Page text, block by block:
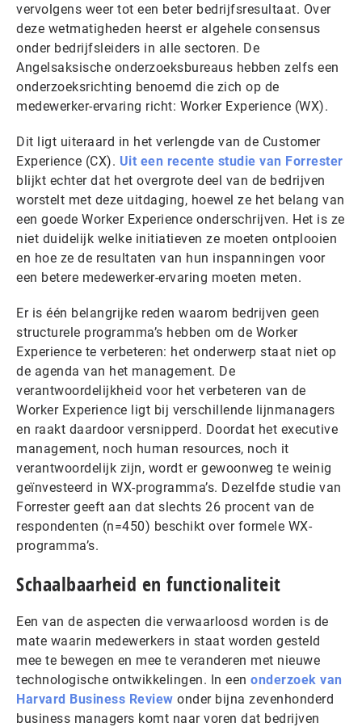
vervolgens weer tot een beter bedrijfsresultaat. Over
deze wetmatigheden heerst er algehele consensus
onder bedrijfsleiders in alle sectoren. De
Angelsaksische onderzoeksbureaus hebben zelfs een
onderzoeksrichting benoemd die zich op de
medewerker-ervaring richt: Worker Experience (WX).
Dit ligt uiteraard in het verlengde van de Customer
Experience (CX). Uit een recente studie van Forrester
blijkt echter dat het overgrote deel van de bedrijven
worstelt met deze uitdaging, hoewel ze het belang van
een goede Worker Experience onderschrijven. Het is ze
niet duidelijk welke initiatieven ze moeten ontplooien
en hoe ze de resultaten van hun inspanningen voor
een betere medewerker-ervaring moeten meten.
Er is één belangrijke reden waarom bedrijven geen
structurele programma’s hebben om de Worker
Experience te verbeteren: het onderwerp staat niet op
de agenda van het management. De
verantwoordelijkheid voor het verbeteren van de
Worker Experience ligt bij verschillende lijnmanagers
en raakt daardoor versnipperd. Doordat het executive
management, noch human resources, noch it
verantwoordelijk zijn, wordt er gewoonweg te weinig
geïnvesteerd in WX-programma’s. Dezelfde studie van
Forrester geeft aan dat slechts 26 procent van de
respondenten (n=450) beschikt over formele WX-
programma’s.
Schaalbaarheid en functionaliteit
Een van de aspecten die verwaarloosd worden is de
mate waarin medewerkers in staat worden gesteld
mee te bewegen en mee te veranderen met nieuwe
technologische ontwikkelingen. In een onderzoek van
Harvard Business Review onder bijna zevenhonderd
business managers komt naar voren dat bedrijven